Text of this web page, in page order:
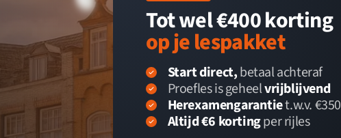
Tot wel €400 korting
op je lespakket
Start direct,betaal achteraf
Proefles is geheelvrijblijvend
Herexamengarantiet.w.v. €350
Altijd €6 kortingper rijles